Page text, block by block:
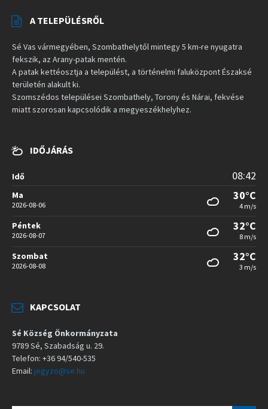
A TELEPÜLÉSRŐL
Sé Vas vármegyében, Szombathelytől mintegy 5 km-re nyugatra
fekszik, az Arany-patak mentén.
A patak kettéosztja a települést, a történelmi faluközpont Északsé
területén alakult ki.
Szomszédos települései Szombathely, Torony és Nárai, fekvése
miatt szorosan kapcsolódik a megyeszékhelyhez.
IDŐJÁRÁS
Idő 08:42
Ma
2026-08-06
30°C
4 m/s
Péntek
2026-08-07
32°C
8 m/s
Szombat
2026-08-08
32°C
3 m/s
KAPCSOLAT
Sé Község Önkormányzata
9789 Sé, Szabadság u. 29.
Telefon: +36 94/540-535
Email: jegyzo@se.hu